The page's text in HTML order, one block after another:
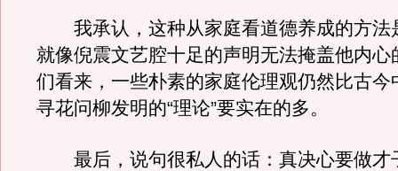
我承认，这种从家庭看道德养成的方法
就像倪震文艺腔十足的声明无法掩盖他内心
们看来，一些朴素的家庭伦理观仍然比古今
寻花问柳发明的“理论”要实在的多。
最后，说句很私人的话：真决心要做才